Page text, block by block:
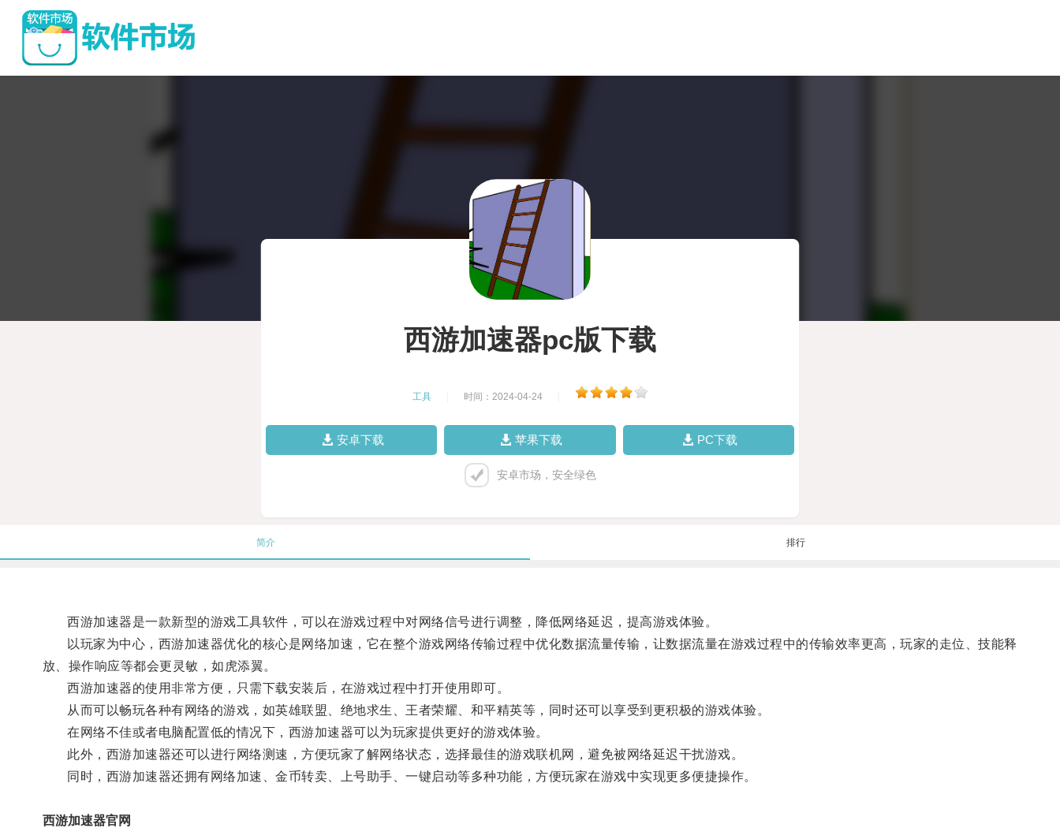
西游加速器pc版下载
工具 时间：2024-04-24
安卓下载 苹果下载 PC下载
安卓市场，安全绿色
简介 排行
西游加速器是一款新型的游戏工具软件，可以在游戏过程中对网络信号进行调整，降低网络延迟，提高游戏体验。
以玩家为中心，西游加速器优化的核心是网络加速，它在整个游戏网络传输过程中优化数据流量传输，让数据流量在游戏过程中的传输效率更高，玩家的走位、技能释
放、操作响应等都会更灵敏，如虎添翼。
西游加速器的使用非常方便，只需下载安装后，在游戏过程中打开使用即可。
从而可以畅玩各种有网络的游戏，如英雄联盟、绝地求生、王者荣耀、和平精英等，同时还可以享受到更积极的游戏体验。
在网络不佳或者电脑配置低的情况下，西游加速器可以为玩家提供更好的游戏体验。
此外，西游加速器还可以进行网络测速，方便玩家了解网络状态，选择最佳的游戏联机网，避免被网络延迟干扰游戏。
同时，西游加速器还拥有网络加速、金币转卖、上号助手、一键启动等多种功能，方便玩家在游戏中实现更多便捷操作。
西游加速器官网